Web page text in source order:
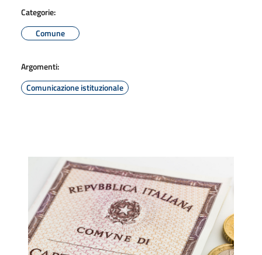
Categorie:
Comune
Argomenti:
Comunicazione istituzionale